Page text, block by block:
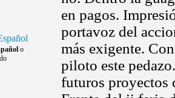
o
en pagos.
portavoz del
más exigente.
piloto este
futuros proyectos